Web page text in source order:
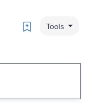
Bookmark
Tools